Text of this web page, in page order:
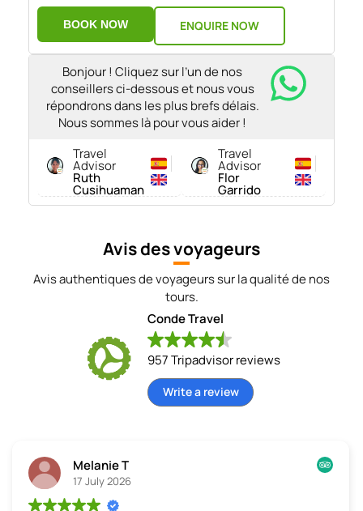
BOOK NOW ENQUIRE NOW
Bonjour ! Cliquez sur l’un de nos
conseillers ci-dessous et nous vous
répondrons dans les plus brefs délais.
Nous sommes là pour vous aider !
Travel
Advisor
Ruth
Cusihuaman
Travel
Advisor
Flor
Garrido
Avis des voyageurs
Avis authentiques de voyageurs sur la qualité de nos
tours.
Conde Travel
957 Tripadvisor reviews
Write a review
Melanie T
17 July 2026